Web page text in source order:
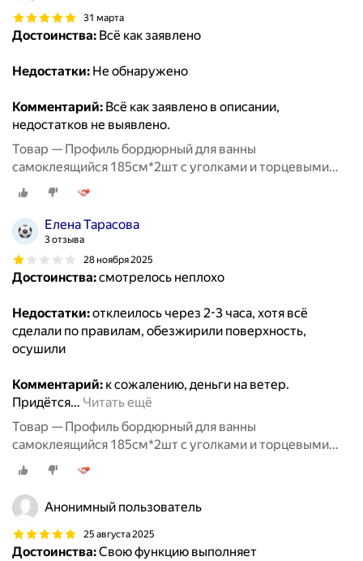
31 марта
Достоинства: Всё как заявлено
Недостатки: Не обнаружено
Комментарий: Всё как заявлено в описании,
недостатков не выявлено.
Товар — Профиль бордюрный для ванны
самоклеящийся 185см*2шт с уголками и торцевыми
заглушками TIM
Елена Тарасова
3 отзыва
28 ноября 2025
Достоинства:смотрелось неплохо
Недостатки:отклеилось через 2-3 часа, хотя всё
сделали по правилам, обезжирили поверхность,
осушили
Комментарий: к сожалению, деньги на ветер.
Придётся… Читать ещё
Товар — Профиль бордюрный для ванны
самоклеящийся 185см*2шт с уголками и торцевыми
заглушками TIM
Анонимный пользователь
25 августа 2025
Достоинства:Свою функцию выполняет